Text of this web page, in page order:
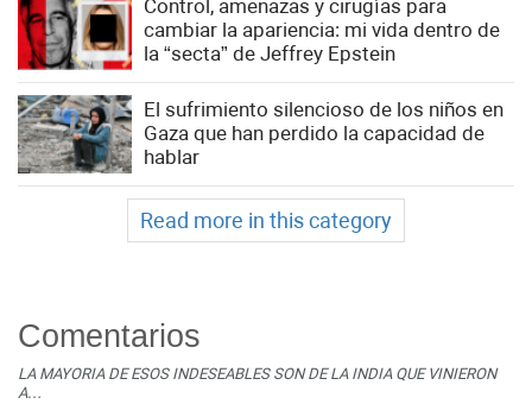
Control, amenazas y cirugías para
cambiar la apariencia: mi vida dentro de
la “secta” de Jeffrey Epstein
El sufrimiento silencioso de los niños en
Gaza que han perdido la capacidad de
hablar
Read more in this category
Comentarios
LA MAYORIA DE ESOS INDESEABLES SON DE LA INDIA QUE VINIERON
A…